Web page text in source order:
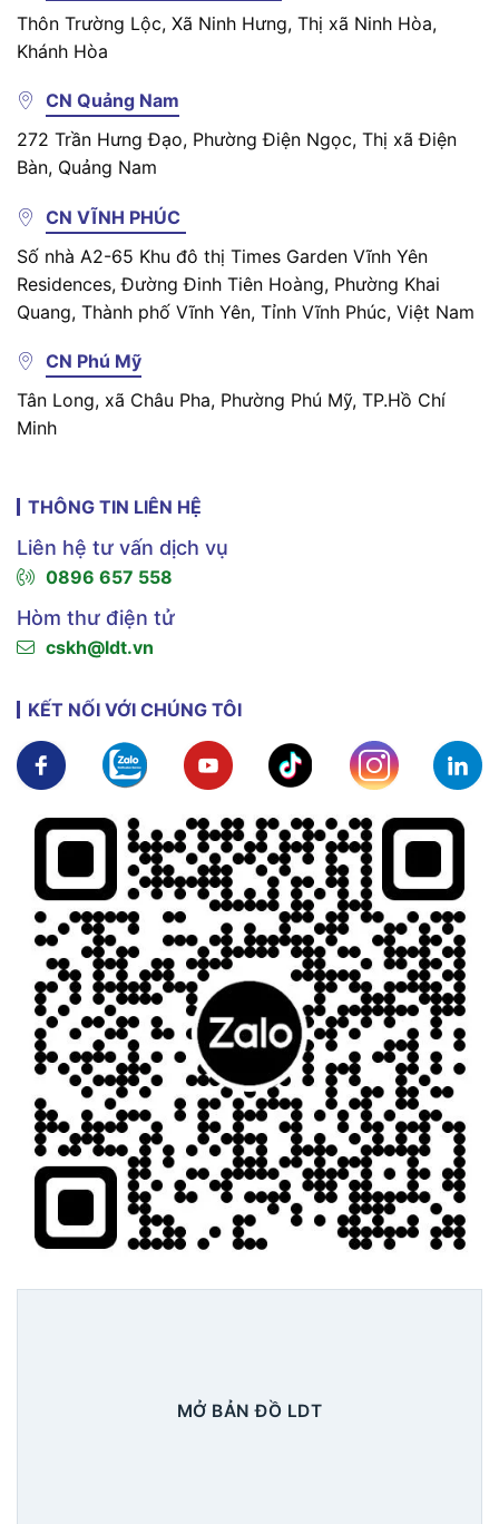
Thôn Trường Lộc, Xã Ninh Hưng, Thị xã Ninh Hòa,
Khánh Hòa
CN Quảng Nam
272 Trần Hưng Đạo, Phường Điện Ngọc, Thị xã Điện
Bàn, Quảng Nam
CN VĨNH PHÚC
Số nhà A2-65 Khu đô thị Times Garden Vĩnh Yên
Residences, Đường Đinh Tiên Hoàng, Phường Khai
Quang, Thành phố Vĩnh Yên, Tỉnh Vĩnh Phúc, Việt Nam
CN Phú Mỹ
Tân Long, xã Châu Pha, Phường Phú Mỹ, TP.Hồ Chí
Minh
THÔNG TIN LIÊN HỆ
Liên hệ tư vấn dịch vụ
0896 657 558
Hòm thư điện tử
cskh@ldt.vn
KẾT NỐI VỚI CHÚNG TÔI
Xem chi tiết Xem chi tiếtXem chi tiết Xem chi tiết Xem chi tiết
MỞ BẢN ĐỒ LDT